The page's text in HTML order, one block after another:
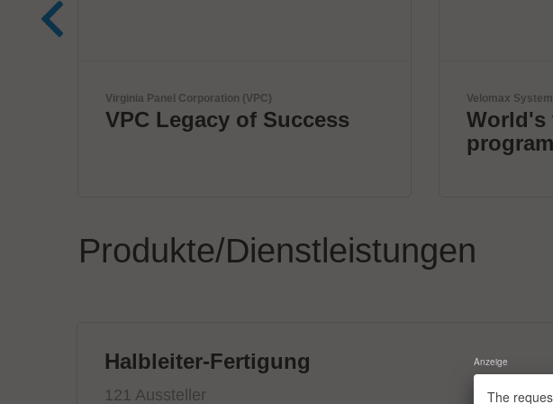
Velomax Systems Pte. Ltd.
World's fastest IC
Produkte/Dienstleistungen
Halbleiter-Fertigung
121 Aussteller The
Anzeige